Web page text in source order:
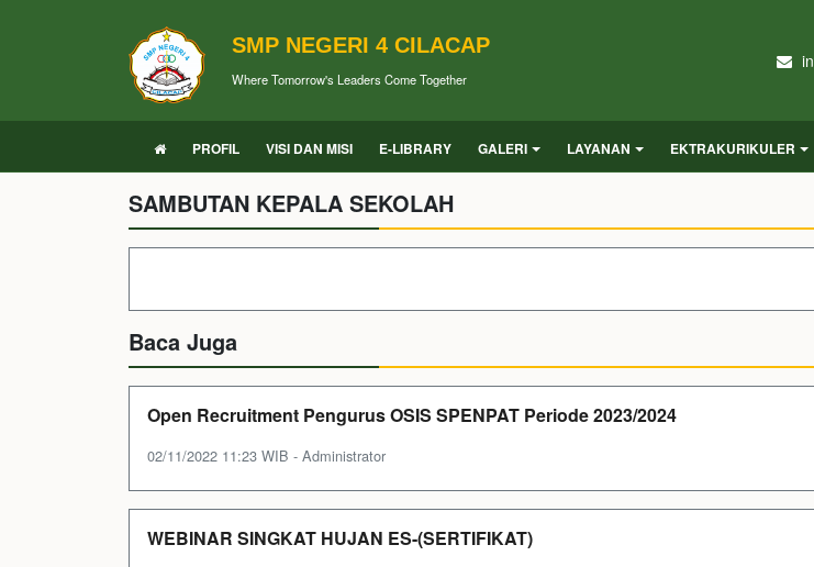
SMP NEGERI 4 CILACAP
Where Tomorrow's Leaders Come Together
PROFIL VISI DAN MISI E-LIBRARY GALERI LAYANAN EKTRAKURIKULER
SAMBUTAN KEPALA SEKOLAH
Baca Juga
Open Recruitment Pengurus OSIS SPENPAT Periode 2023/2024
02/11/2022 11:23 WIB - Administrator
WEBINAR SINGKAT HUJAN ES-(SERTIFIKAT)